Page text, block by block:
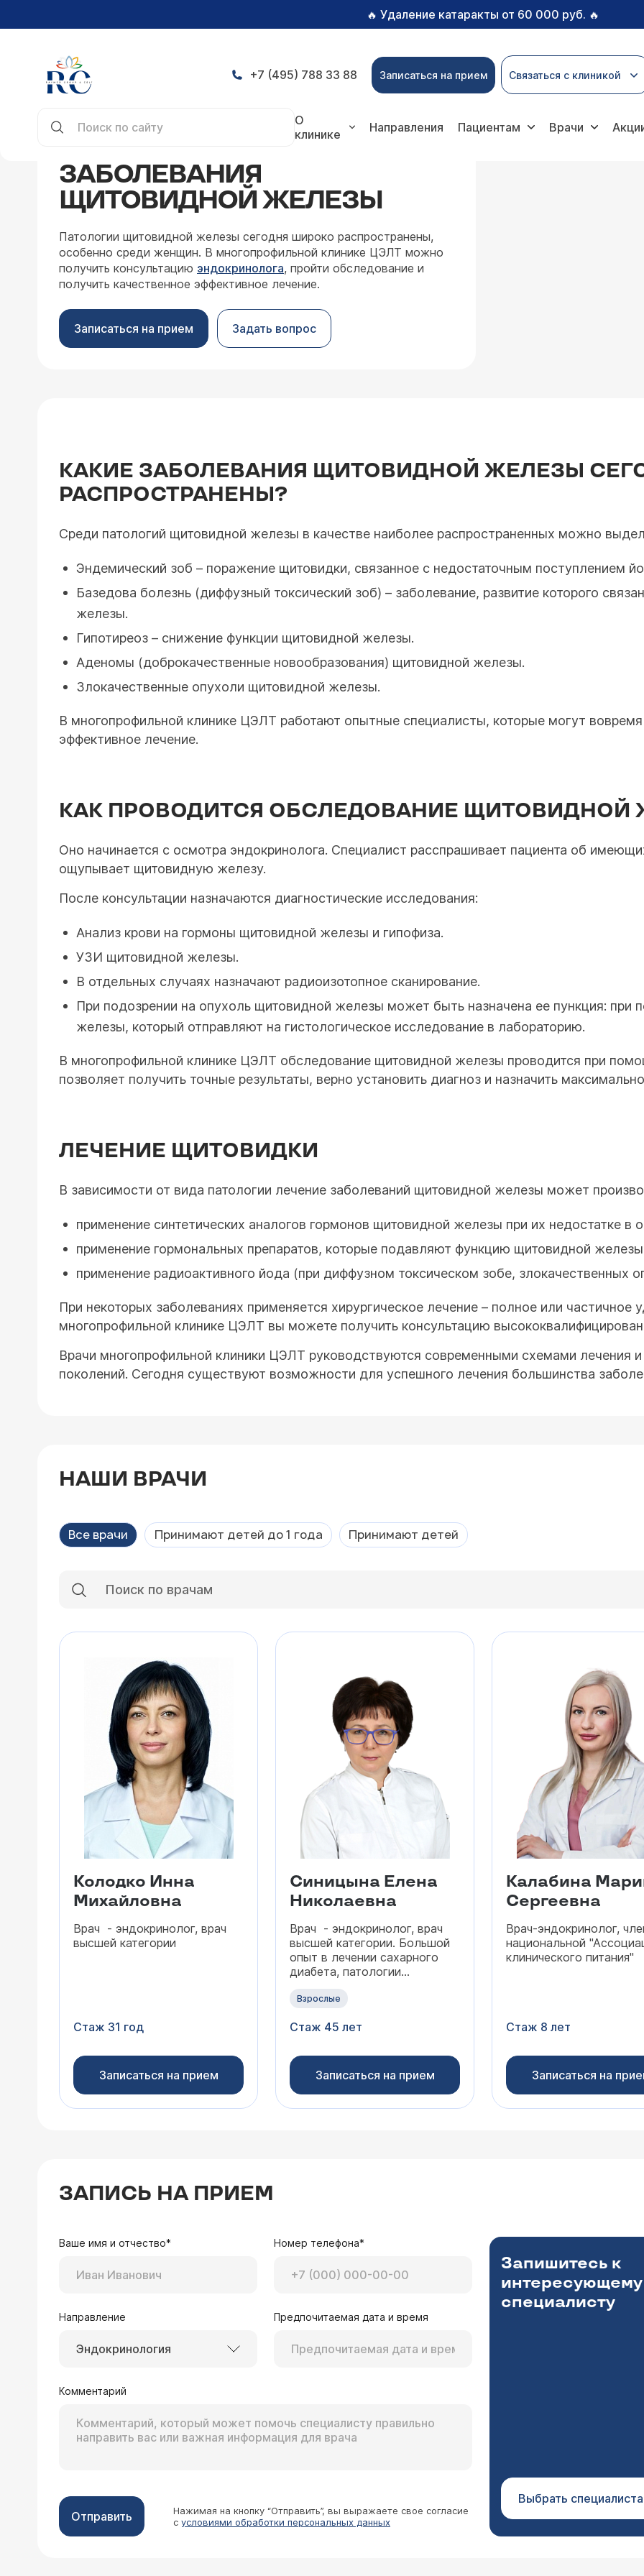
🔥 Удаление катаракты от 60 000 руб. 🔥
+7 (495) 788 33 88 Записаться на прием Связаться с клиникой
О
клинике
Направления Пациентам Врачи
ЗАБОЛЕВАНИЯ
ЩИТОВИДНОЙ ЖЕЛЕЗЫ
Патологии щитовидной железы сегодня широко распространены,
особенно среди женщин. В многопрофильной клинике ЦЭЛТ можно
получить консультацию эндокринолога, пройти обследование и
получить качественное эффективное лечение.
Записаться на прием Задать вопрос
КАКИЕ ЗАБОЛЕВАНИЯ ЩИТОВИДНОЙ ЖЕЛЕЗЫ
РАСПРОСТРАНЕНЫ?
Среди патологий щитовидной железы в качестве наиболее распространенных можно
Эндемический зоб – поражение щитовидки, связанное с недостаточным поступлением
Базедова болезнь (диффузный токсический зоб) – заболевание, развитие которого
железы.
Гипотиреоз – снижение функции щитовидной железы.
Аденомы (доброкачественные новообразования) щитовидной железы.
Злокачественные опухоли щитовидной железы.
В многопрофильной клинике ЦЭЛТ работают опытные специалисты, которые могут вовремя
эффективное лечение.
КАК ПРОВОДИТСЯ ОБСЛЕДОВАНИЕ ЩИТОВИДНОЙ
Оно начинается с осмотра эндокринолога. Специалист расспрашивает пациента об
ощупывает щитовидную железу.
После консультации назначаются диагностические исследования:
Анализ крови на гормоны щитовидной железы и гипофиза.
УЗИ щитовидной железы.
В отдельных случаях назначают радиоизотопное сканирование.
При подозрении на опухоль щитовидной железы может быть назначена ее пункция: при
железы, который отправляют на гистологическое исследование в лабораторию.
В многопрофильной клинике ЦЭЛТ обследование щитовидной железы проводится при
позволяет получить точные результаты, верно установить диагноз и назначить
ЛЕЧЕНИЕ ЩИТОВИДКИ
В зависимости от вида патологии лечение заболеваний щитовидной железы может
применение синтетических аналогов гормонов щитовидной железы при их недостатке в
применение гормональных препаратов, которые подавляют функцию щитовидной
применение радиоактивного йода (при диффузном токсическом зобе, злокачественных
При некоторых заболеваниях применяется хирургическое лечение – полное или
многопрофильной клинике ЦЭЛТ вы можете получить консультацию
Врачи многопрофильной клиники ЦЭЛТ руководствуются современными схемами лечения
поколений. Сегодня существуют возможности для успешного лечения большинства
НАШИ ВРАЧИ
Все врачи Принимают детей до 1 года Принимают детей
Колодко Инна
Михайловна
Врач - эндокринолог, врач
высшей категории
Стаж 31 год
Записаться на прием
Синицына Елена
Николаевна
Врач - эндокринолог, врач
высшей категории. Большой
опыт в лечении сахарного
диабета, патологии
эндокринного бесплодия,
и возрастных изменений
Взрослые
Стаж 45 лет
Записаться на прием
Калабина
Сергеевна
Врач-эндокринолог,
национальной
клинического питания"
Стаж 8 лет
Записаться на
ЗАПИСЬ НА ПРИЕМ
Ваше имя и отчество* Номер телефона*
Направление
Эндокринология
Предпочитаемая дата и время
Комментарий
Отправить
Нажимая на кнопку “Отправить”, вы выражаете свое согласие
с условиями обработки персональных данных
Запишитесь к
интересующему
специалисту
Выбрать специалиста